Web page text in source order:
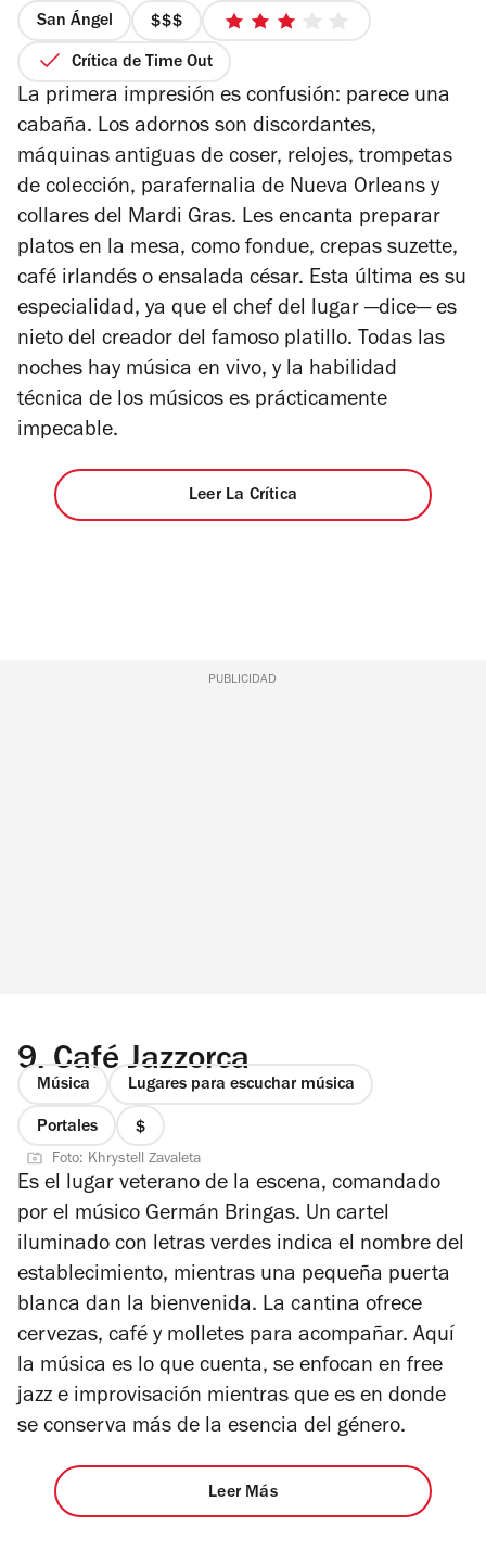
San Ángel
precio
3
3
5
Crítica de Time Out
La primera impresión es confusión: parece una
cabaña. Los adornos son discordantes,
máquinas antiguas de coser, relojes, trompetas
de colección, parafernalia de Nueva Orleans y
collares del Mardi Gras. Les encanta preparar
platos en la mesa, como fondue, crepas suzette,
café irlandés o ensalada césar. Esta última es su
especialidad, ya que el chef del lugar —dice— es
nieto del creador del famoso platillo. Todas las
noches hay música en vivo, y la habilidad
técnica de los músicos es prácticamente
impecable.
Leer La Crítica
PUBLICIDAD
9. Café Jazzorca
Música Lugares para escuchar música
Portales
precio
1
de
4
Foto: Khrystell Zavaleta
Es el lugar veterano de la escena, comandado
por el músico Germán Bringas. Un cartel
iluminado con letras verdes indica el nombre del
establecimiento, mientras una pequeña puerta
blanca dan la bienvenida. La cantina ofrece
cervezas, café y molletes para acompañar. Aquí
la música es lo que cuenta, se enfocan en free
jazz e improvisación mientras que es en donde
se conserva más de la esencia del género.
Leer Más